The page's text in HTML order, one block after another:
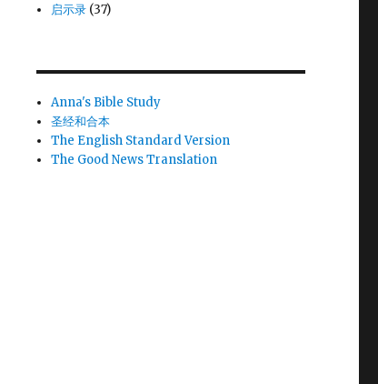
启示录 (37)
Anna's Bible Study
圣经和合本
The English Standard Version
The Good News Translation